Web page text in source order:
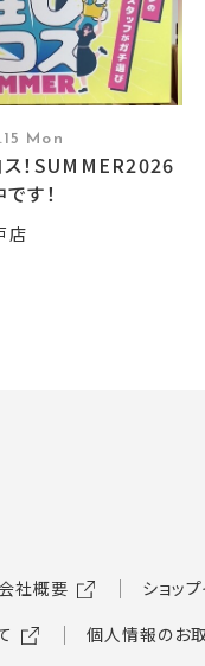
Mon
！SUMMER2026
す！
店
会社概要 ショッ
個人情報のお